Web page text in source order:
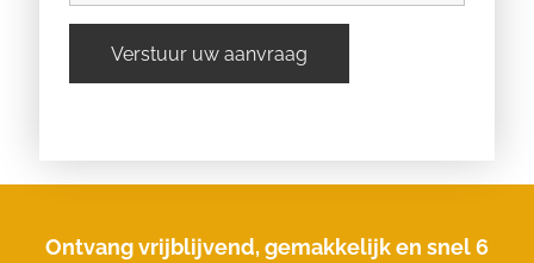
Ontvang vrijblijvend, gemakkelijk en snel 6